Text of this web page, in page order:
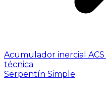
Acumulador inercial ACS
técnica
Serpentín Simple